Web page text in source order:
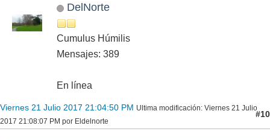
DelNorte
Cumulus Húmilis
Mensajes: 389
En línea
Viernes 21 Julio 2017 21:04:50 PM Ultima modificación: Viernes 21 Julio
2017 21:08:07 PM por Eldelnorte
#10